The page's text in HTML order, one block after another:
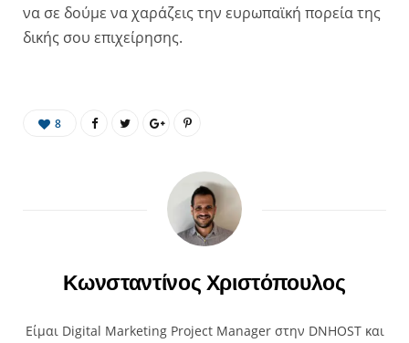
να σε δούμε να χαράζεις την ευρωπαϊκή πορεία της
δικής σου επιχείρησης.
8
Κωνσταντίνος Χριστόπουλος
Είμαι Digital Marketing Project Manager στην DNHOST και